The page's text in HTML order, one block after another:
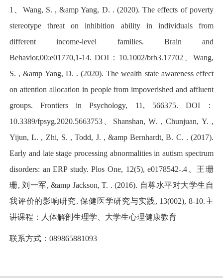
1、Wang, S. , &amp Yang, D. . (2020). The effects of poverty
stereotype threat on inhibition ability in individuals from
different income‐level families. Brain and
Behavior,00:e01770,1-14. DOI：10.1002/brb3.17702、Wang,
S. , &amp Yang, D. . (2020). The wealth state awareness effect
on attention allocation in people from impoverished and affluent
groups. Frontiers in Psychology, 11, 566375. DOI：
10.3389/fpsyg.2020.5663753、Shanshan, W. , Chunjuan, Y. ,
Yijun, L. , Zhi, S. , Todd, J. , &amp Bernhardt, B. C. . (2017).
Early and late stage processing abnormalities in autism spectrum
disorders: an ERP study. Plos One, 12(5), e0178542-.4、王珊
珊, 刘一军, &amp Jackson, T. . (2016). 自尊水平对大学生自
我评价的影响研究. 保健医学研究与实践, 13(002), 8-10.主
讲课程：
人体解剖生理学、大学生心理健康教育
联系方式：089865881093